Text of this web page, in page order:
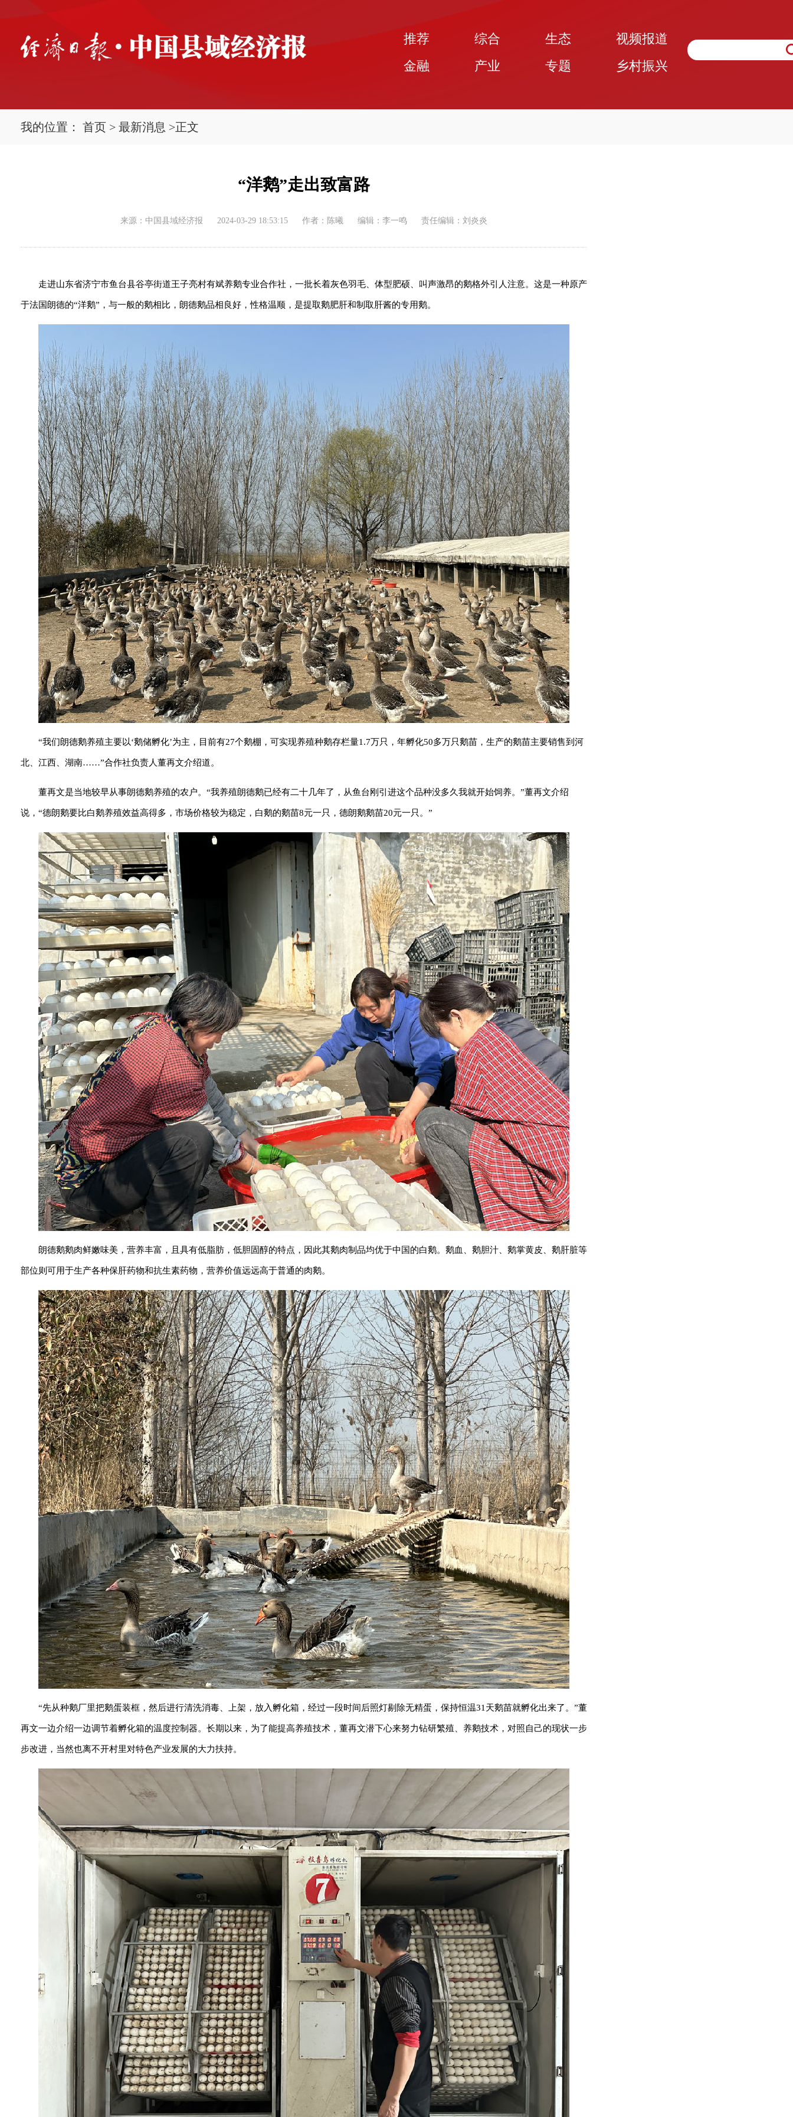
推荐 综合 生态
视频报道
金融
产业 专题 乡村振兴
我的位置： 首页 > 最新消息 >正文
“洋鹅”走出致富路
来源：中国县域经济报 2024-03-29 18:53:15 作者：陈曦 编辑：李一鸣 责任编辑：刘炎炎
走进山东省济宁市鱼台县谷亭街道王子亮村有斌养鹅专业合作社，一批长着灰色羽毛、体型肥硕、叫声激昂的鹅格外引人注意。这是一种原产
于法国朗德的“洋鹅”，与一般的鹅相比，朗德鹅品相良好，性格温顺，是提取鹅肥肝和制取肝酱的专用鹅。
“我们朗德鹅养殖主要以‘鹅储孵化’为主，目前有27个鹅棚，可实现养殖种鹅存栏量1.7万只，年孵化50多万只鹅苗，生产的鹅苗主要销售到河
北、江西、湖南……”合作社负责人董再文介绍道。
董再文是当地较早从事朗德鹅养殖的农户。“我养殖朗德鹅已经有二十几年了，从鱼台刚引进这个品种没多久我就开始饲养。”董再文介绍
说，“德朗鹅要比白鹅养殖效益高得多，市场价格较为稳定，白鹅的鹅苗8元一只，德朗鹅鹅苗20元一只。”
朗德鹅鹅肉鲜嫩味美，营养丰富，且具有低脂肪，低胆固醇的特点，因此其鹅肉制品均优于中国的白鹅。鹅血、鹅胆汁、鹅掌黄皮、鹅肝脏等
部位则可用于生产各种保肝药物和抗生素药物，营养价值远远高于普通的肉鹅。
“先从种鹅厂里把鹅蛋装框，然后进行清洗消毒、上架，放入孵化箱，经过一段时间后照灯剔除无精蛋，保持恒温31天鹅苗就孵化出来了。”董
再文一边介绍一边调节着孵化箱的温度控制器。长期以来，为了能提高养殖技术，董再文潜下心来努力钻研繁殖、养鹅技术，对照自己的现状一步
步改进，当然也离不开村里对特色产业发展的大力扶持。